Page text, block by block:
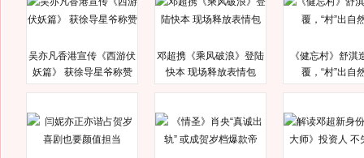
吴亦凡香港宣传《西游伏
妖篇》 获徐导星爷称赞
邓超携《乘风破浪》登陆
快本 现场释放表情包
《健忘村》舒淇
覆，“村”出自